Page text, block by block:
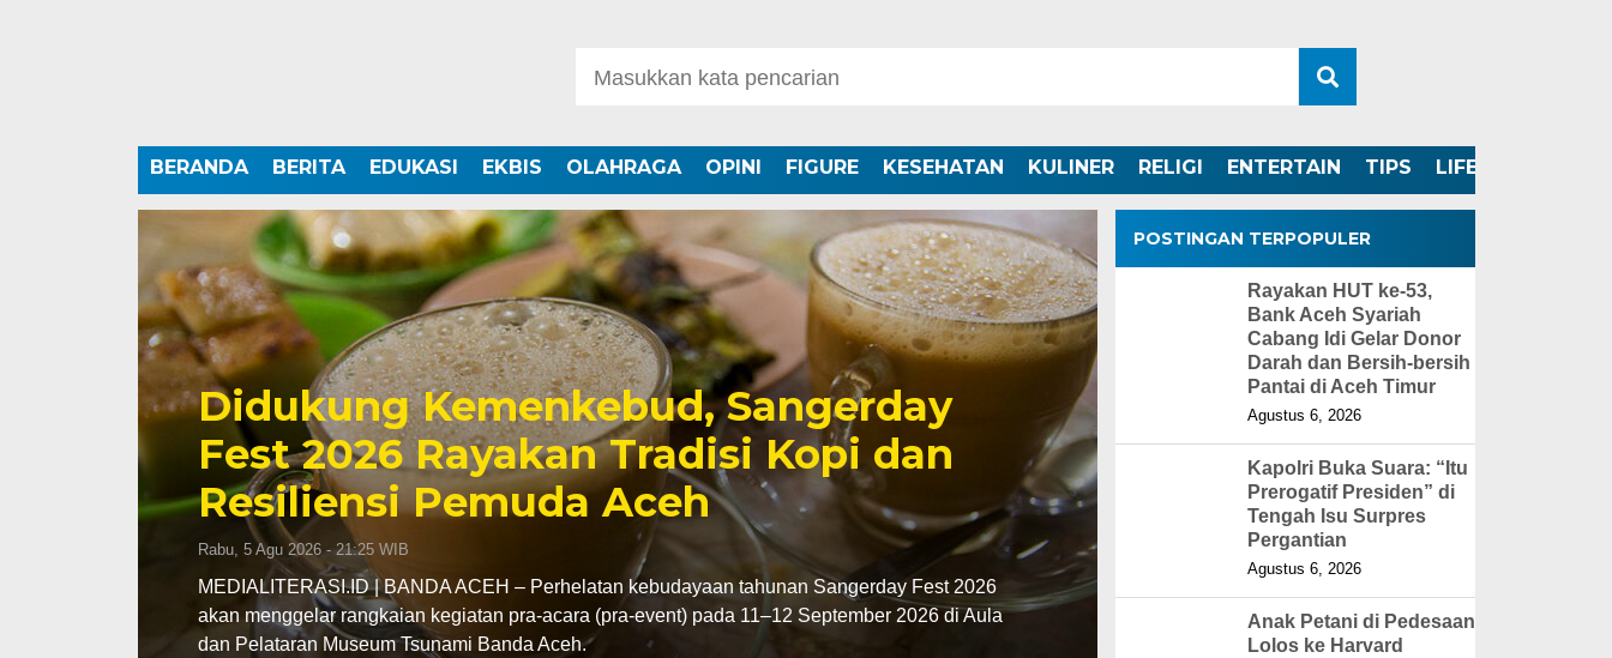
BERANDA BERITA EDUKASI EKBIS OLAHRAGA OPINI FIGURE KESEHATAN KULINER RELIGI ENTERTAIN TIPS LIFESTYLE
Didukung Kemenkebud, Sangerday
Fest 2026 Rayakan Tradisi Kopi dan
Resiliensi Pemuda Aceh
Rabu, 5 Agu 2026 - 21:25 WIB
MEDIALITERASI.ID | BANDA ACEH – Perhelatan kebudayaan tahunan Sangerday Fest 2026
akan menggelar rangkaian kegiatan pra-acara (pra-event) pada 11–12 September 2026 di Aula
dan Pelataran Museum Tsunami Banda Aceh.
POSTINGAN TERPOPULER
Rayakan HUT ke-53,
Bank Aceh Syariah
Cabang Idi Gelar Donor
Darah dan Bersih-bersih
Pantai di Aceh Timur
Agustus 6, 2026
Kapolri Buka Suara: “Itu
Prerogatif Presiden” di
Tengah Isu Surpres
Pergantian
Agustus 6, 2026
Anak Petani di Pedesaan
Lolos ke Harvard